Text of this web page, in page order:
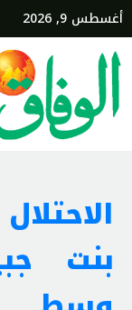
أغسطس 9, 2026
بنت